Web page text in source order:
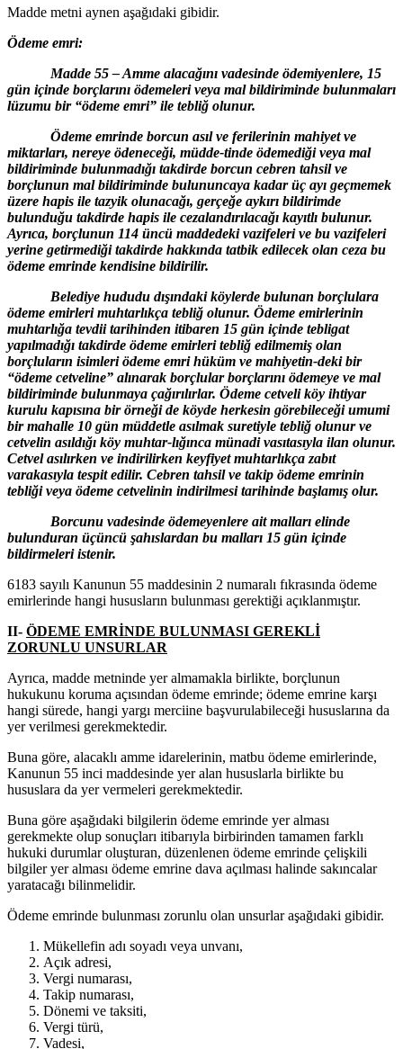
Madde metni aynen aşağıdaki gibidir.
Ödeme emri:
Madde 55 – Amme alacağını vadesinde ödemiyenlere, 15
gün içinde borçlarını ödemeleri veya mal bildiriminde bulunmaları
lüzumu bir “ödeme emri” ile tebliğ olunur.
Ödeme emrinde borcun asıl ve ferilerinin mahiyet ve
miktarları, nereye ödeneceği, müdde-tinde ödemediği veya mal
bildiriminde bulunmadığı takdirde borcun cebren tahsil ve
borçlunun mal bildiriminde bulununcaya kadar üç ayı geçmemek
üzere hapis ile tazyik olunacağı, gerçeğe aykırı bildirimde
bulunduğu takdirde hapis ile cezalandırılacağı kayıtlı bulunur.
Ayrıca, borçlunun 114 üncü maddedeki vazifeleri ve bu vazifeleri
yerine getirmediği takdirde hakkında tatbik edilecek olan ceza bu
ödeme emrinde kendisine bildirilir.
Belediye hududu dışındaki köylerde bulunan borçlulara
ödeme emirleri muhtarlıkça tebliğ olunur. Ödeme emirlerinin
muhtarlığa tevdii tarihinden itibaren 15 gün içinde tebligat
yapılmadığı takdirde ödeme emirleri tebliğ edilmemiş olan
borçluların isimleri ödeme emri hüküm ve mahiyetin-deki bir
“ödeme cetveline” alınarak borçlular borçlarını ödemeye ve mal
bildiriminde bulunmaya çağırılırlar. Ödeme cetveli köy ihtiyar
kurulu kapısına bir örneği de köyde herkesin görebileceği umumi
bir mahalle 10 gün müddetle asılmak suretiyle tebliğ olunur ve
cetvelin asıldığı köy muhtar-lığınca münadi vasıtasıyla ilan olunur.
Cetvel asılırken ve indirilirken keyfiyet muhtarlıkça zabıt
varakasıyla tespit edilir. Cebren tahsil ve takip ödeme emrinin
tebliği veya ödeme cetvelinin indirilmesi tarihinde başlamış olur.
Borcunu vadesinde ödemeyenlere ait malları elinde
bulunduran üçüncü şahıslardan bu malları 15 gün içinde
bildirmeleri istenir.
6183 sayılı Kanunun 55 maddesinin 2 numaralı fıkrasında ödeme
emirlerinde hangi hususların bulunması gerektiği açıklanmıştır.
II- ÖDEME EMRİNDE BULUNMASI GEREKLİ
ZORUNLU UNSURLAR
Ayrıca, madde metninde yer almamakla birlikte, borçlunun
hukukunu koruma açısından ödeme emrinde; ödeme emrine karşı
hangi sürede, hangi yargı merciine başvurulabileceği hususlarına da
yer verilmesi gerekmektedir.
Buna göre, alacaklı amme idarelerinin, matbu ödeme emirlerinde,
Kanunun 55 inci maddesinde yer alan hususlarla birlikte bu
hususlara da yer vermeleri gerekmektedir.
Buna göre aşağıdaki bilgilerin ödeme emrinde yer alması
gerekmekte olup sonuçları itibarıyla birbirinden tamamen farklı
hukuki durumlar oluşturan, düzenlenen ödeme emrinde çelişkili
bilgiler yer alması ödeme emrine dava açılması halinde sakıncalar
yaratacağı bilinmelidir.
Ödeme emrinde bulunması zorunlu olan unsurlar aşağıdaki gibidir.
Mükellefin adı soyadı veya unvanı,
Açık adresi,
Vergi numarası,
Takip numarası,
Dönemi ve taksiti,
Vergi türü,
Vadesi,